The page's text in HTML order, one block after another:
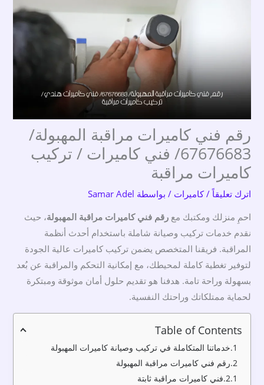
رقم فني كاميرات مراقبة المهبولة/
67676683/ فني كاميرات / تركيب
كاميرات مراقبة
اترك تعليقاً /كاميرات / بواسطة Samar Adel
احمِ منزلك ومكتبك معرقم فني كاميرات مراقبة المهبولة، حيث
نقدم خدمات تركيب وصيانة شاملة باستخدام أحدث أنظمة
المراقبة. فريقنا المتخصص يضمن تركيب كاميرات عالية الجودة
لتوفير تغطية كاملة لمحيطك، مع إمكانية التحكم والمراقبة عن بُعد
بسهولة وراحة تامة. هدفنا هو تقديم حلول أمان موثوقة ومبتكرة
لحماية ممتلكاتك وراحتك النفسية.
Table of Contents
خدماتنا المتكاملة في تركيب وصيانة كاميرات المهبولة
رقم فني كاميرات مراقبة المهبولة
فني كاميرات مراقبة ثابتة